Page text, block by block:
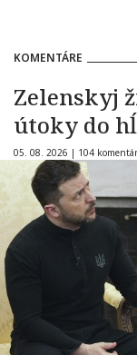
KOMENTÁRE
Zelenskyj
útoky do
05. 08. 2026 | 104